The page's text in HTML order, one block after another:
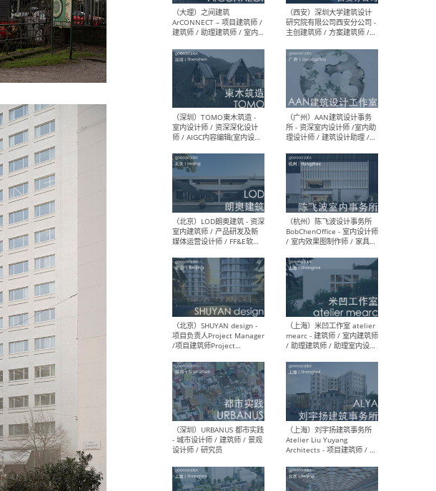
（上海）或者设计 OR
Design - 室内主案设计师 /
室内设计师 / 施工图深化设
计师 / 室内设计助理 / 新媒
体运营
（南京/淮安）江苏美城建筑
规划设计院有限公司 - 建筑方
案设计师 / 商务经理 / 暖通
设计师 / 造价工程师
（大理）之间建筑
ArCONNECT – 项目建筑师 /
建筑师 / 助理建筑师 / 室内
设计师 / 实习生
（深圳）TOMO東木筑造 -
室内设计师 / 资深深化设计
师 / AIGC内容编辑(室内设计
方向) / 照明设计师 / 软装设
计师